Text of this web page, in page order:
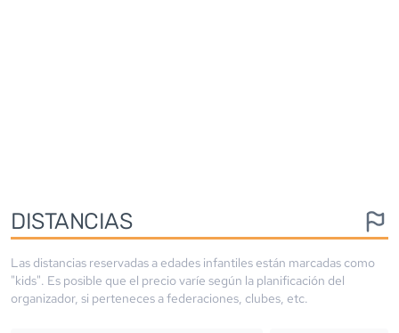
DISTANCIAS
Las distancias reservadas a edades infantiles están marcadas como
"kids". Es posible que el precio varíe según la planificación del
organizador, si perteneces a federaciones, clubes, etc.